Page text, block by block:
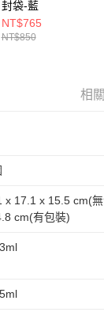
封袋-藍
NT$765
NT$850
相
x 17.1 x 15.5 cm(
cm(有包裝)